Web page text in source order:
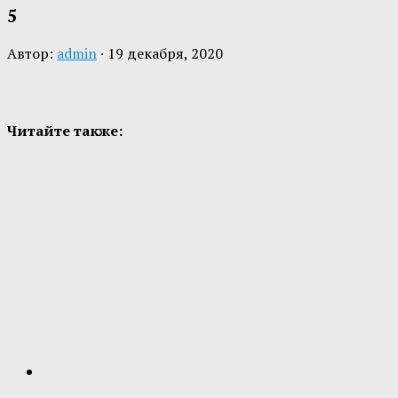
5
Автор: admin · 19 декабря, 2020
Читайте также: